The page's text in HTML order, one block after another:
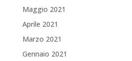
Maggio 2021
Aprile 2021
Marzo 2021
Gennaio 2021